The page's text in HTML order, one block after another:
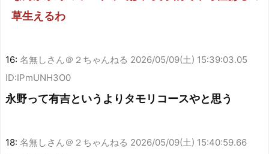
草生えるわ
16: 名無しさん＠２ちゃんねる 2026/05/09(土) 15:39:03.05
ID:IPmUNH3O0
永野って有吉というよりタモリコースやと思う
18: 名無しさん＠２ちゃんねる 2026/05/09(土) 15:40:59.66